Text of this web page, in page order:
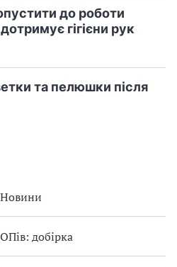
Новини
добірка
до роботи
гігієни рук
та пелюшки після